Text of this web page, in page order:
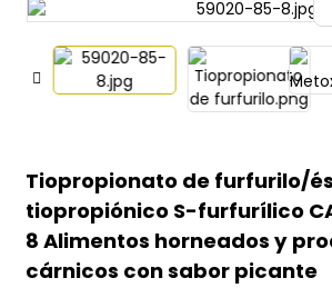
Tiopropionato de furfurilo/
tiopropiónico S-furfurílico
8 Alimentos horneados y
cárnicos con sabor picante